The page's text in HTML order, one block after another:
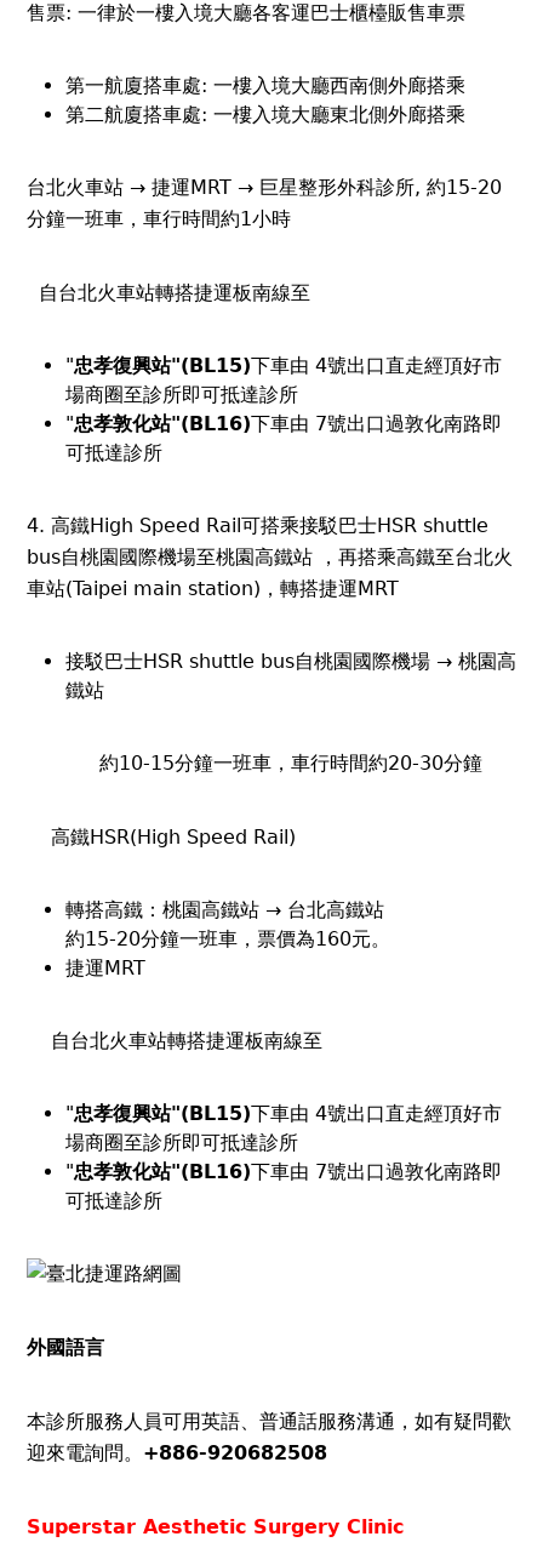
售票: 一律於一樓入境大廳各客運巴士櫃檯販售車票
第一航廈搭車處: 一樓入境大廳西南側外廊搭乘
第二航廈搭車處: 一樓入境大廳東北側外廊搭乘
台北火車站 → 捷運MRT → 巨星整形外科診所, 約15-20
分鐘一班車，車行時間約1小時
自台北火車站轉搭捷運板南線至
"忠孝復興站"(BL15)下車由 4號出口直走經頂好市
場商圈至診所即可抵達診所
"忠孝敦化站"(BL16)下車由 7號出口過敦化南路即
可抵達診所
4. 高鐵High Speed Rail可搭乘接駁巴士HSR shuttle
bus自桃園國際機場至桃園高鐵站 ，再搭乘高鐵至台北火
車站(Taipei main station)，轉搭捷運MRT
接駁巴士HSR shuttle bus自桃園國際機場 → 桃園高
鐵站
約10-15分鐘一班車，車行時間約20-30分鐘
高鐵HSR(High Speed Rail)
轉搭高鐵：桃園高鐵站 → 台北高鐵站
約15-20分鐘一班車，票價為160元。
捷運MRT
自台北火車站轉搭捷運板南線至
"忠孝復興站"(BL15)下車由 4號出口直走經頂好市
場商圈至診所即可抵達診所
"忠孝敦化站"(BL16)下車由 7號出口過敦化南路即
可抵達診所
外國語言
本診所服務人員可用英語、普通話服務溝通，如有疑問歡
迎來電詢問。 +886-920682508
Superstar Aesthetic Surgery Clinic